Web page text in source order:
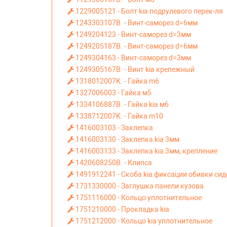
1229005121 - Болт kia подрулевого перек-ля
1243303107B. - Винт-саморез d=6мм
1249204123 - Винт-саморез d=3мм
1249205187B. - Винт-саморез d=6мм
1249304163 - Винт-саморез d=3мм
1249305167B. - Винт kia крепежный
1318012007K. - Гайка m6
1327006003 - Гайка м5
1334106887B. - Гайка kia м6
1338712007K. - Гайка m10
1416003103 - Заклепка
1416003130 - Заклепка kia 3мм
1416003133 - Заклепка kia 3мм, крепление
1420608250B. - Клипса
1491912241 - Скоба kia фиксации обивки
1731330000 - Заглушка панели кузова
1751116000 - Кольцо уплотнительное
1751210000 - Прокладка kia
1751212000 - Кольцо kia уплотнительное